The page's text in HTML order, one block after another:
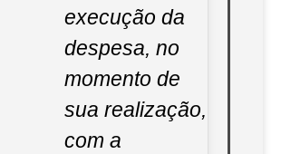
execução da
despesa, no
momento de
sua realização,
com a